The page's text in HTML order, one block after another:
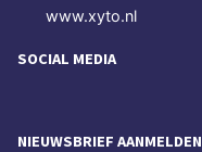
www.xyto.nl
SOCIAL MEDIA
NIEUWSBRIEF AANMELDEN